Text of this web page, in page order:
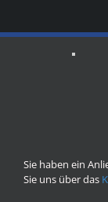
Sie haben ein
Sie uns über das